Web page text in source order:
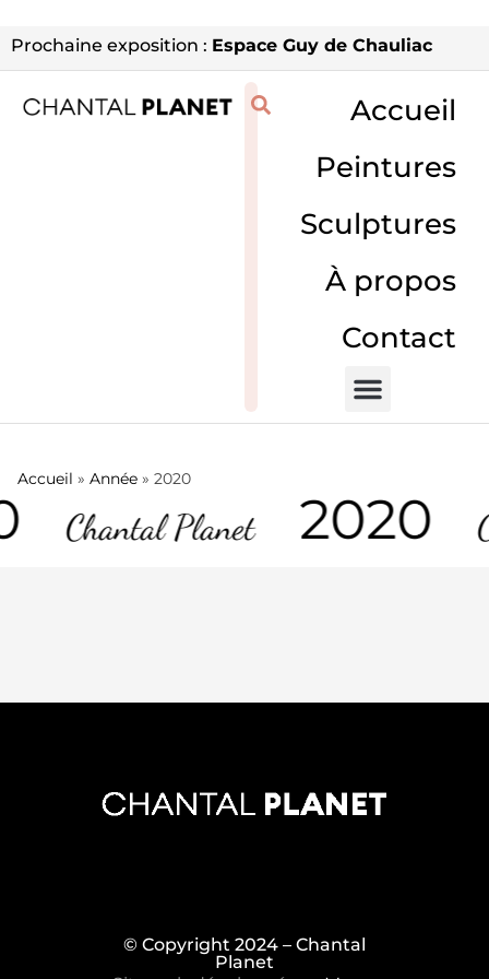
Prochaine exposition : Espace Guy de Chauliac
Accueil
Peintures
Sculptures
À propos
Contact
Accueil » Année » 2020
Chantal Planet 2020
© Copyright 2024 – Chantal
Planet